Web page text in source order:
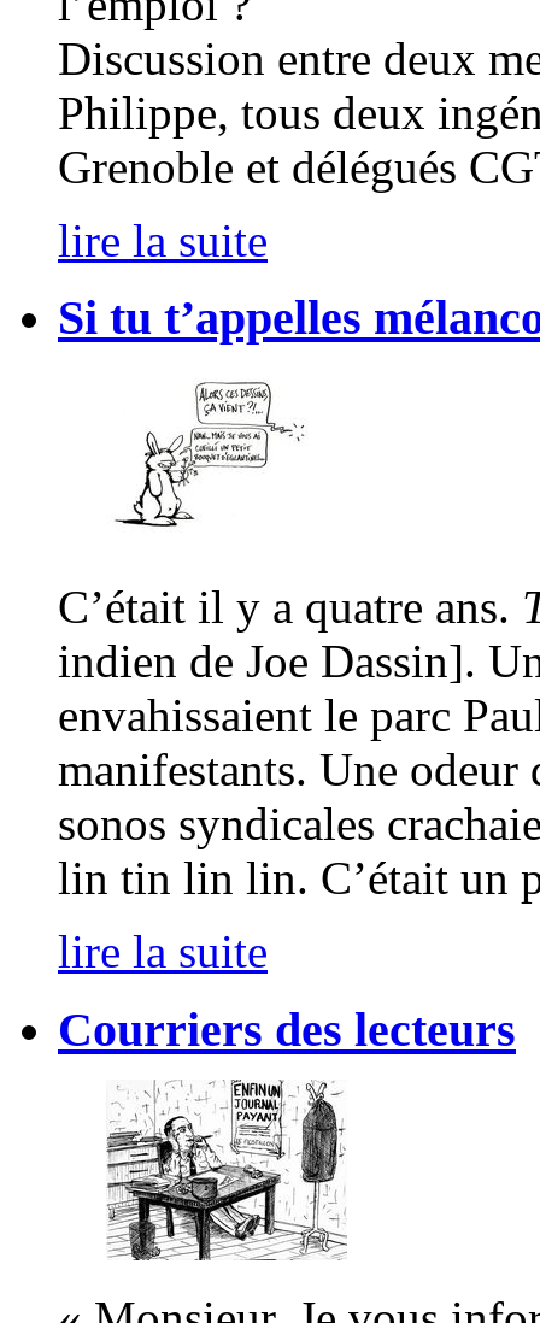
Discussion entre deux
Philippe, tous deux
Grenoble et délégués
lire la suite
Si tu t’appelles
C’était il y a quatre ans.
indien de Joe Dassin].
envahissaient le parc
manifestants. Une odeur
sonos syndicales
lin tin lin lin. C’était un
lire la suite
Courriers des lecteurs